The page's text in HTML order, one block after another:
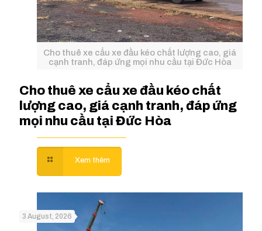
Cho thuê xe cẩu xe đầu kéo chất lượng cao, giá
cạnh tranh, đáp ứng mọi nhu cầu tại Đức Hòa
Cho thuê xe cẩu xe đầu kéo chất
lượng cao, giá cạnh tranh, đáp ứng
mọi nhu cầu tại Đức Hòa
3 August, 2026